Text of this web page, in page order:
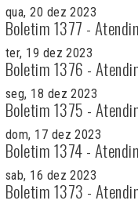
qua, 20 dez 2023
Boletim 1377 -
ter, 19 dez 2023
Boletim 1376 -
seg, 18 dez 2023
Boletim 1375 -
dom, 17 dez 2023
Boletim 1374 -
sab, 16 dez 2023
Boletim 1373 -